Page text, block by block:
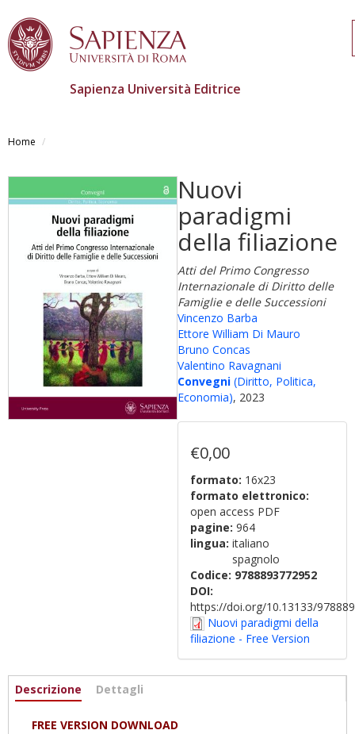
contenuto
Sapienza Università Editrice
Home
Nuovi
paradigmi
della filiazione
Atti del Primo Congresso
Internazionale di Diritto delle
Famiglie e delle Successioni
Vincenzo Barba
Ettore William Di Mauro
Bruno Concas
Valentino Ravagnani
Convegni (Diritto, Politica,
Economia), 2023
€0,00
formato: 16x23
formato elettronico:
open access PDF
pagine: 964
lingua: italiano
spagnolo
Codice: 9788893772952
DOI:
https://doi.org/10.13133/
Nuovi paradigmi della
filiazione - Free Version
Informazioni
Descrizione (scheda
Dettagli
FREE VERSION DOWNLOAD